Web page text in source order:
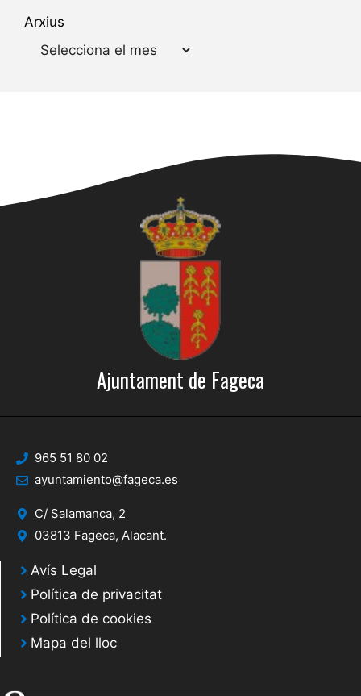
Arxius
Ajuntament de Fageca
965 51 80 02
ayuntamiento@fageca.es
C/ Salamanca, 2
03813 Fageca, Alacant.
Avís Legal
Política de privacitat
Política de cookies
Mapa del lloc